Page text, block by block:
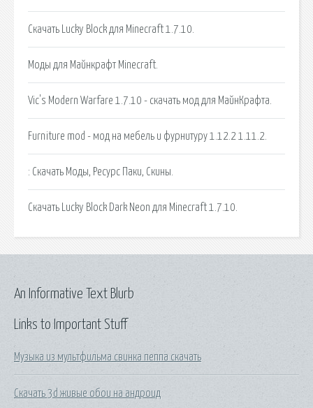
Скачать Lucky Block для Minecraft 1.7.10.
Моды для Майнкрафт Minecraft.
Vic's Modern Warfare 1.7.10 - скачать мод для МайнКрафта.
Furniture mod - мод на мебель и фурнитуру 1.12.2 1.11.2.
: Скачать Моды, Ресурс Паки, Скины.
Скачать Lucky Block Dark Neon для Minecraft 1.7.10.
Links to Important Stuff
Музыка из мультфильма свинка пеппа скачать
Скачать 3d живые обои на андроид
An Informative Text Blurb